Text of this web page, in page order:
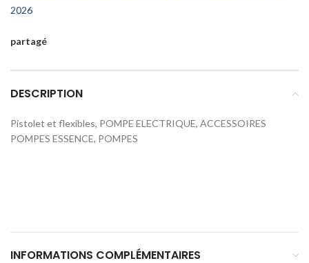
2026
partagé
DESCRIPTION
Pistolet et flexibles, POMPE ELECTRIQUE, ACCESSOIRES
POMPES ESSENCE, POMPES
INFORMATIONS COMPLÉMENTAIRES